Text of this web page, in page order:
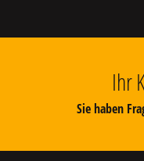
Ihr
Sie haben